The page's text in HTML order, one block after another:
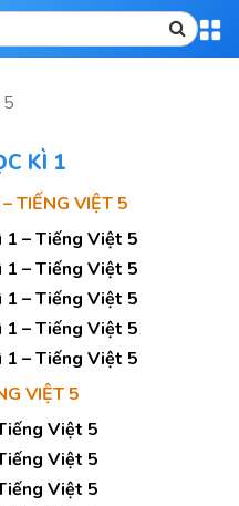
KÌ 1
TIẾNG VIỆT 5
1 – Tiếng Việt 5
– Tiếng Việt 5
– Tiếng Việt 5
1 – Tiếng Việt 5
1 – Tiếng Việt 5
VIỆT 5
Việt 5
Việt 5
Việt 5